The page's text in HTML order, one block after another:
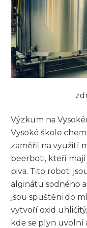
Výzkum na
Vysoké škole
zaměřil na využití
beerboti, kteří
piva. Tito roboti
alginátu sodného
jsou spuštěni do
vytvoří oxid
kde se plyn uvolní